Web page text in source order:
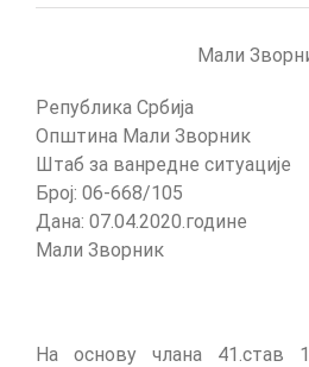
Препорука
за
ЈКП
Дрина
Мали
Република Србија
Општина Мали Зворник
Штаб за ванредне ситуације
Број: 06-668/105
Дана: 07.04.2020.године
Мали Зворник
На основу члана 41.став